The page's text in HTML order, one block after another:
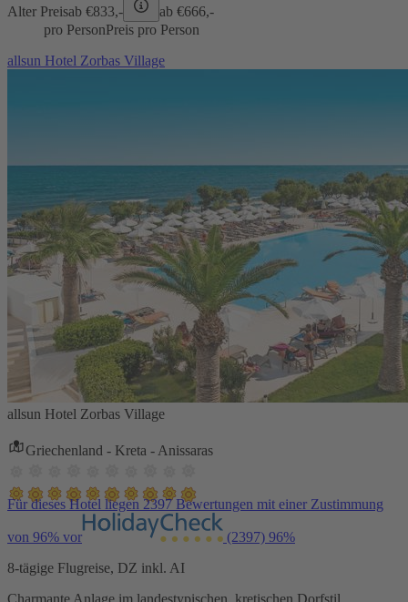
Alter Preisab €833,- ab €666,-
pro PersonPreis pro Person
allsun Hotel Zorbas Village
allsun Hotel Zorbas Village
Griechenland - Kreta - Anissaras
Für dieses Hotel liegen 2397 Bewertungen mit einer Zustimmung
von 96% vor (2397) 96%
8-tägige Flugreise, DZ inkl. AI
Charmante Anlage im landestypischen, kretischen Dorfstil